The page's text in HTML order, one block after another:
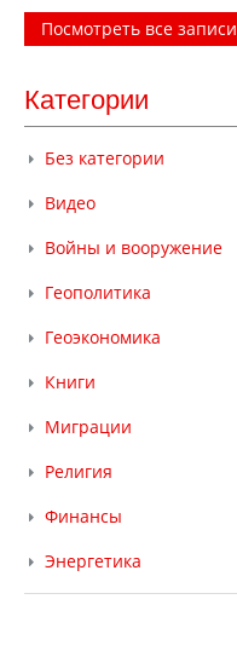
Посмотреть все записи
Категории
Без категории
Видео
Войны и вооружение
Геополитика
Геоэкономика
Книги
Миграции
Религия
Финансы
Энергетика